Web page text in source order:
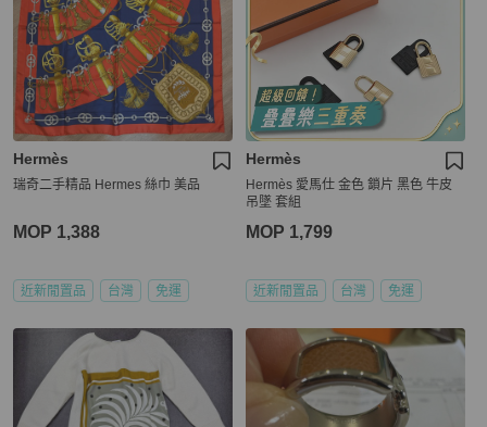
Hermès
瑞奇二手精品 Hermes 絲巾 美品
MOP 1,388
近新閒置品 台灣 免運
Hermès
Hermès 愛馬仕 金色 鎖片 黑色 牛皮
吊墜 套組
MOP 1,799
近新閒置品 台灣 免運